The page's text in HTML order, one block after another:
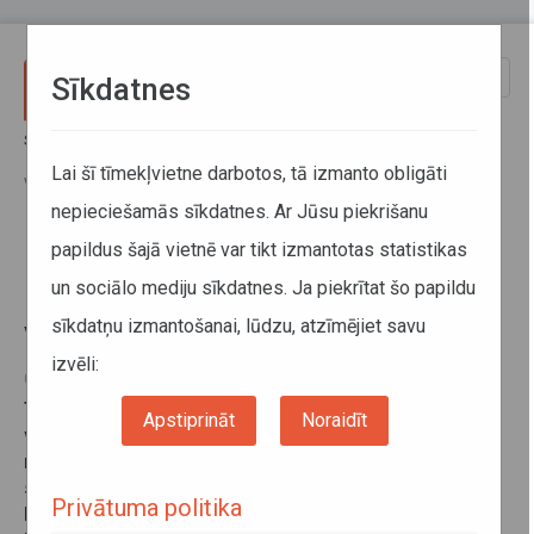
Sākums
vienādoti bijušajā Ludzas rajonā
No 10.janvāra vietējās nozīmes
maršrutu autobusu tarifi tiks
vienādoti bijušajā Ludzas rajonā
04. janvāris 2017
Turpinot vietējās nozīmes maršrutu autobusu
vienādošanu
, no 2017.gada 10.janvāra braukšanas
maksa mainīsies bijušajā Ludzas rajonā, kur
sabiedriskā transporta pakalpojumus nodrošina SIA
Ludzas autotransporta uzņēmums. Minimālā
Sīkdatnes
Lai šī tīmekļvietne darbotos, tā izmanto obligāti
nepieciešamās sīkdatnes. Ar Jūsu piekrišanu
papildus šajā vietnē var tikt izmantotas statistikas
un sociālo mediju sīkdatnes. Ja piekrītat šo papildu
sīkdatņu izmantošanai, lūdzu, atzīmējiet savu
izvēli:
Apstiprināt Noraidīt
Privātuma politika